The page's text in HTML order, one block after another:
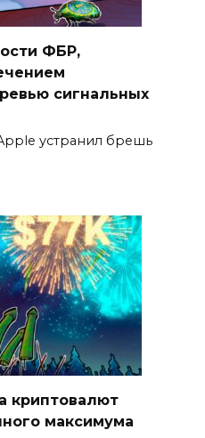
ФБР,
сигнальных
устранил брешь
криптовалют
максимума